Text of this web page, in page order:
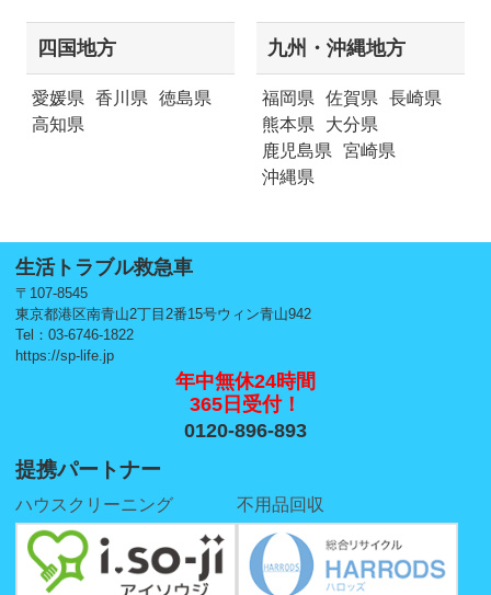
四国地方
愛媛県 香川県
徳島県
高知県
九州・沖縄地方
福岡県 佐賀県 長崎県
熊本県
大分県
鹿児島県 宮崎県
沖縄県
生活トラブル救急車
〒107-8545
東京都港区南青山2丁目2番15号ウィン青山942
Tel：03-6746-1822
https://sp-life.jp
年中無休24時間
365日受付！
0120-896-893
提携パートナー
ハウスクリーニング 不用品回収